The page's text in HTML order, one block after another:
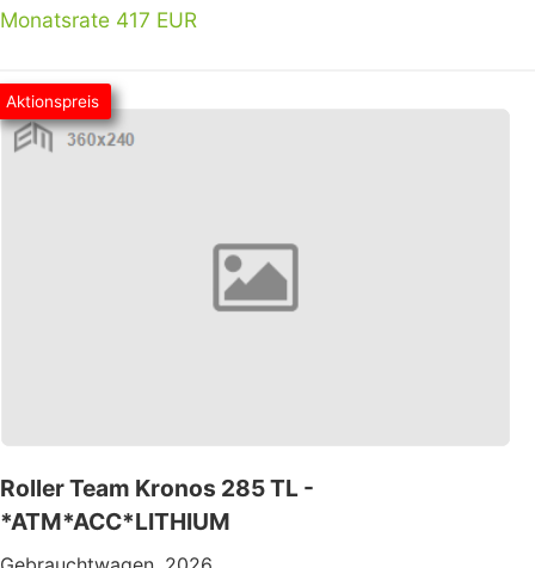
Monatsrate 417 EUR
Aktionspreis
Roller Team Kronos 285 TL -
*ATM*ACC*LITHIUM